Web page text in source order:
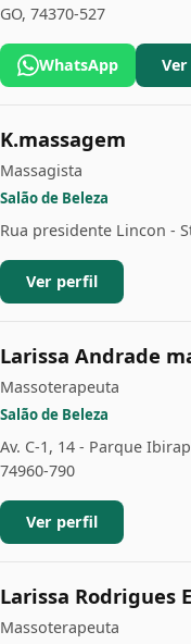
GO, 74370-527
WhatsApp
K.massagem
Massagista
Salão de Beleza
Rua presidente Lincon -
Ver perfil
Larissa Andrade
Massoterapeuta
Salão de Beleza
Av. C-1, 14 - Parque
74960-790
Ver perfil
Larissa Rodrigues
Massoterapeuta